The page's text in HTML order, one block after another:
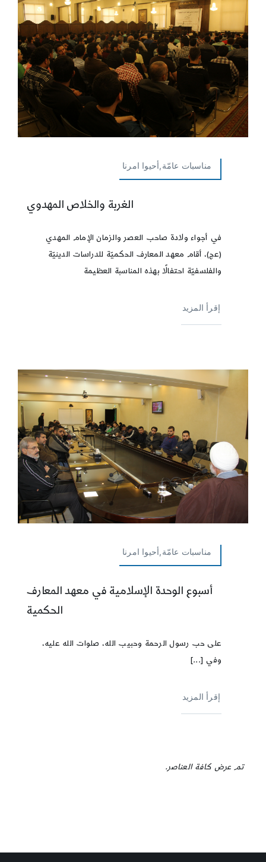
مناسبات عامّة,أحيوا امرنا
الغربة والخلاص المهدوي
في أجواء ولادة صاحب العصر والزمان الإمام المهدي
(عج)، أقام معهد المعارف الحكميّة للدراسات الدينيّة
والفلسفيّة احتفالًا بهذه المناسبة العظيمة
إقرأ المزيد
مناسبات عامّة,أحيوا امرنا
أسبوع الوحدة الإسلامية في معهد المعارف
الحكمية
على حب رسول الرحمة وحبيب الله، صلوات الله عليه،
وفي [...]
إقرأ المزيد